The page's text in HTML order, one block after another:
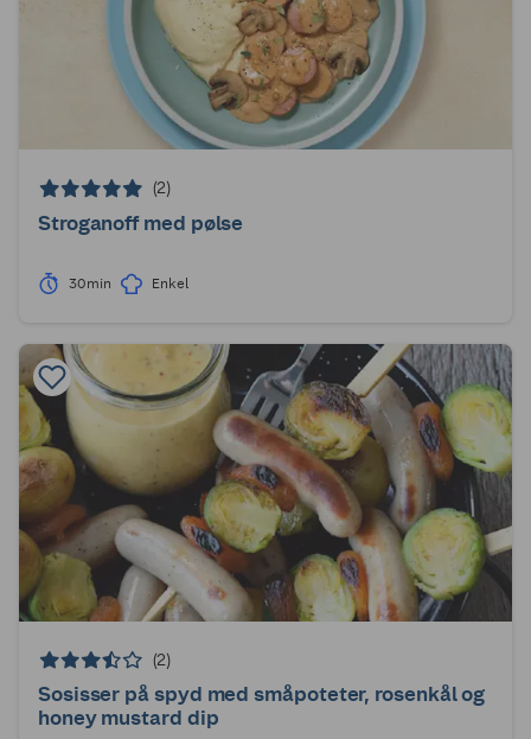
(2)
Stroganoff med pølse
30min Enkel
(2)
Sosisser på spyd med småpoteter, rosenkål og
honey mustard dip